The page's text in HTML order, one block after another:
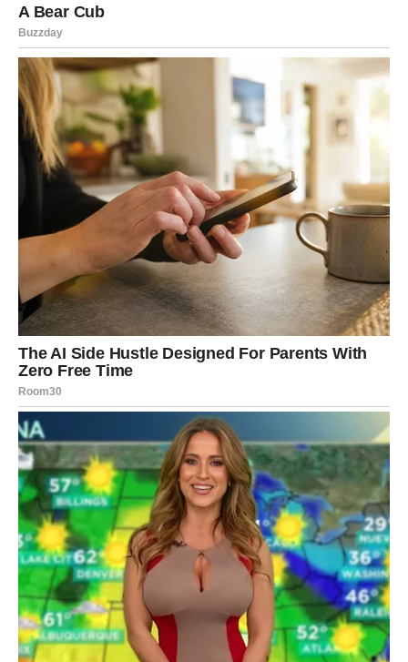
BIK – ISTINA KOJU DUGO
IZBJEGAVA DONOSI MU MIR
Bik je znak koji ima veliko srce. Kada nekoga zavoli, kada
nekome pokloni svoje povjerenje ili kada povjeruje u neki
odnos, spreman je da se bori mnogo duže nego što bi
većina ljudi mogla izdržati.
Međutim, upravo zbog toga često ostaje tamo gdje više
nema sreće.
Često pronalazi opravdanja za ljude koji ga razočaravaju.
Često vjeruje obećanjima koja se iznova ponavljaju, ali se
nikada ne ostvaruju.